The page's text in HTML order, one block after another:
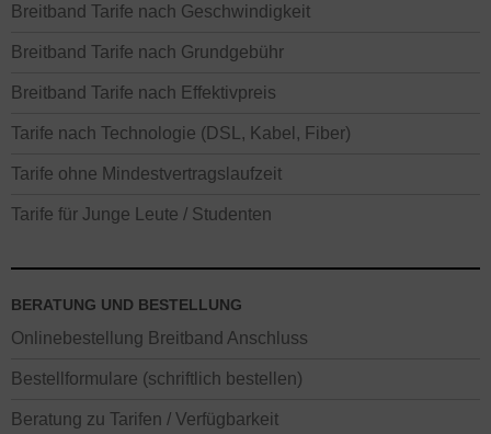
Breitband Tarife nach Geschwindigkeit
Breitband Tarife nach Grundgebühr
Breitband Tarife nach Effektivpreis
Tarife nach Technologie (DSL, Kabel, Fiber)
Tarife ohne Mindestvertragslaufzeit
Tarife für Junge Leute / Studenten
BERATUNG UND BESTELLUNG
Onlinebestellung Breitband Anschluss
Bestellformulare (schriftlich bestellen)
Beratung zu Tarifen / Verfügbarkeit